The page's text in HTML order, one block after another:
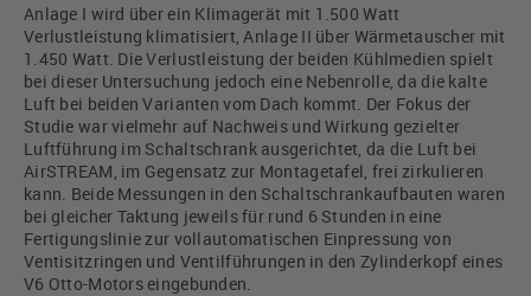
Anlage I wird über ein Klimagerät mit 1.500 Watt
Verlustleistung klimatisiert, Anlage II über Wärmetauscher mit
1.450 Watt. Die Verlustleistung der beiden Kühlmedien spielt
bei dieser Untersuchung jedoch eine Nebenrolle, da die kalte
Luft bei beiden Varianten vom Dach kommt. Der Fokus der
Studie war vielmehr auf Nachweis und Wirkung gezielter
Luftführung im Schaltschrank ausgerichtet, da die Luft bei
AirSTREAM, im Gegensatz zur Montagetafel, frei zirkulieren
kann. Beide Messungen in den Schaltschrankaufbauten waren
bei gleicher Taktung jeweils für rund 6 Stunden in eine
Fertigungslinie zur vollautomatischen Einpressung von
Ventisitzringen und Ventilführungen in den Zylinderkopf eines
V6 Otto-Motors eingebunden.